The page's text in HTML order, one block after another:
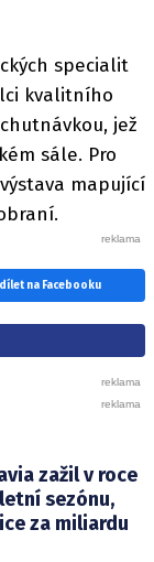
specialit
kvalitního
jež
sále. Pro
mapující
na Facebooku
zažil v roce
sezónu,
za miliardu